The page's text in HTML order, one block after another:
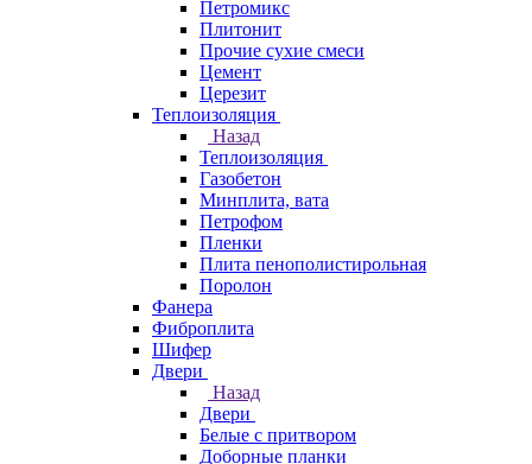
Петромикс
Плитонит
Прочие сухие смеси
Цемент
Церезит
Теплоизоляция
Назад
Теплоизоляция
Газобетон
Минплита, вата
Петрофом
Пленки
Плита пенополистирольная
Поролон
Фанера
Фиброплита
Шифер
Двери
Назад
Двери
Белые с притвором
Доборные планки